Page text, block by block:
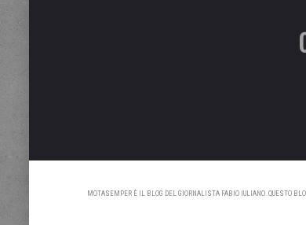
MOTASEMPER È IL BLOG DEL GIORNALISTA FABIO IULIANO. QUESTO